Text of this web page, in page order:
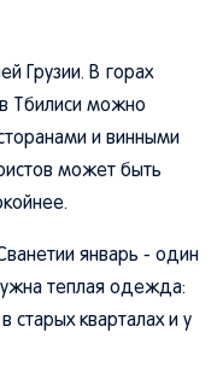
Грузии. В горах
Тбилиси можно
и винными
может быть
январь - один
теплая одежда:
кварталах и у